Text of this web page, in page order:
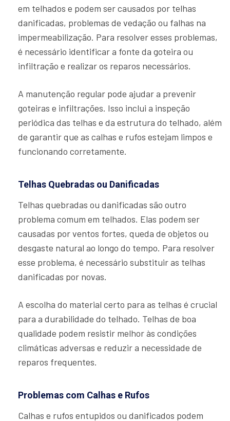
em telhados e podem ser causados por telhas
danificadas, problemas de vedação ou falhas na
impermeabilização. Para resolver esses problemas,
é necessário identificar a fonte da goteira ou
infiltração e realizar os reparos necessários.
A manutenção regular pode ajudar a prevenir
goteiras e infiltrações. Isso inclui a inspeção
periódica das telhas e da estrutura do telhado, além
de garantir que as calhas e rufos estejam limpos e
funcionando corretamente.
Telhas Quebradas ou Danificadas
Telhas quebradas ou danificadas são outro
problema comum em telhados. Elas podem ser
causadas por ventos fortes, queda de objetos ou
desgaste natural ao longo do tempo. Para resolver
esse problema, é necessário substituir as telhas
danificadas por novas.
A escolha do material certo para as telhas é crucial
para a durabilidade do telhado. Telhas de boa
qualidade podem resistir melhor às condições
climáticas adversas e reduzir a necessidade de
reparos frequentes.
Problemas com Calhas e Rufos
Calhas e rufos entupidos ou danificados podem